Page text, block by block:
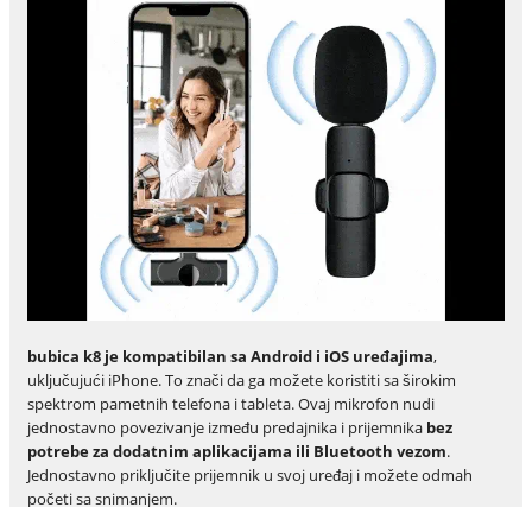
bubica k8 je kompatibilan sa Android i iOS uređajima,
uključujući iPhone. To znači da ga možete koristiti sa širokim
spektrom pametnih telefona i tableta. Ovaj mikrofon nudi
jednostavno povezivanje između predajnika i prijemnika bez
potrebe za dodatnim aplikacijama ili Bluetooth vezom.
Jednostavno priključite prijemnik u svoj uređaj i možete odmah
početi sa snimanjem.